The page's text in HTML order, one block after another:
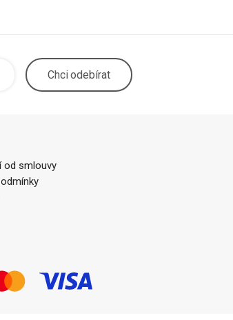
Chciodebírat
od smlouvy